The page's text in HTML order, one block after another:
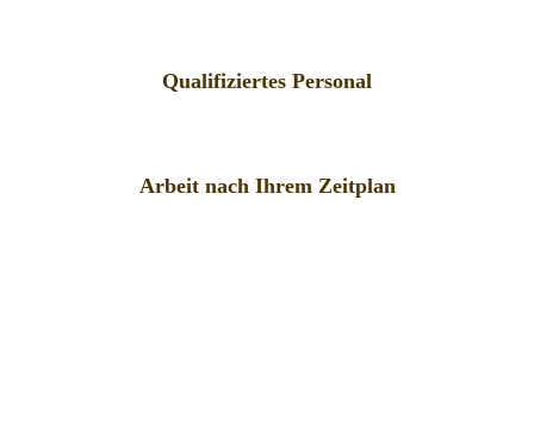
Qualifiziertes Personal
Arbeit nach Ihrem Zeitplan